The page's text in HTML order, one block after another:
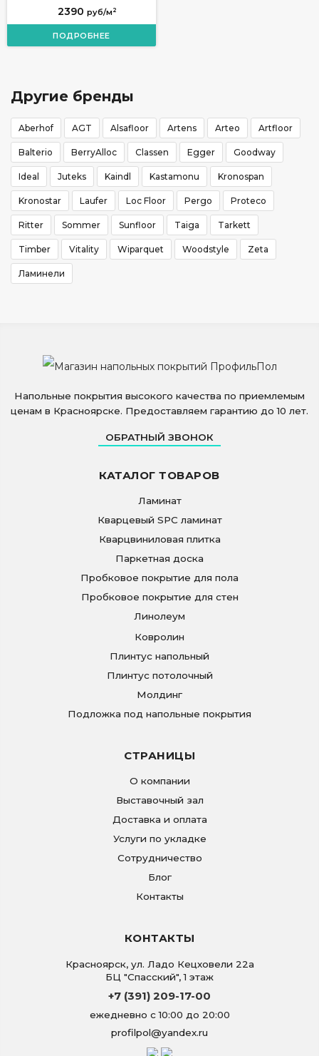
2390 руб/м 2
ПОДРОБНЕЕ
Другие бренды
Aberhof AGT Alsafloor Artens Arteo Artfloor
Balterio BerryAlloc Classen Egger Goodway
Ideal Juteks Kaindl Kastamonu Kronospan
Kronostar Laufer Loc Floor Pergo Proteco
Ritter Sommer Sunfloor Taiga Tarkett
Timber Vitality Wiparquet Woodstyle Zeta
Ламинели
Напольные покрытия высокого качества по приемлемым
ценам в Красноярске. Предоставляем гарантию до 10 лет.
ОБРАТНЫЙ ЗВОНОК
КАТАЛОГ ТОВАРОВ
Ламинат
Кварцевый SPC ламинат
Кварцвиниловая плитка
Паркетная доска
Пробковое покрытие для пола
Пробковое покрытие для стен
Линолеум
Ковролин
Плинтус напольный
Плинтус потолочный
Молдинг
Подложка под напольные покрытия
СТРАНИЦЫ
О компании
Выставочный зал
Доставка и оплата
Услуги по укладке
Сотрудничество
Блог
Контакты
КОНТАКТЫ
Красноярск, ул. Ладо Кецховели 22а
БЦ "Спасский", 1 этаж
+7 (391) 209-17-00
ежедневно с 10:00 до 20:00
profilpol@yandex.ru